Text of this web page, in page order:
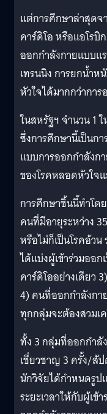
แต่การศึกษาล่าสุดจ
คาร์ดิโอ หรือแอโรบิ
ออกกำลังกายแบบแ
เทรนนิง การยกน้ำห
หัวใจได้มากกว่ากา
ในสหรัฐฯ จำนวน 1
ซึ่งการศึกษานี้เป็นก
แบบการออกกำลังก
ของโรคหลอดหัวใจ
การศึกษาชิ้นนี้ทำโด
คนที่มีอายุระหว่าง
หรือไม่ก็เป็นโรคอ้ว
ได้แบ่งผู้เข้าร่วมออ
คาร์ดิโออย่างเดียว
4) คนที่ออกกำลังกา
ทุกกลุ่มจะต้องสวมเ
ทั้ง 3 กลุ่มที่ออกกำลั
เชี่ยวชาญ 3 ครั้ง/สัป
นักวิจัยได้กำหนดรูป
ระยะเวลาให้กับผู้เ